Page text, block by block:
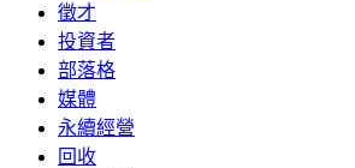
徵才
投資者
部落格
媒體
永續經營
回收